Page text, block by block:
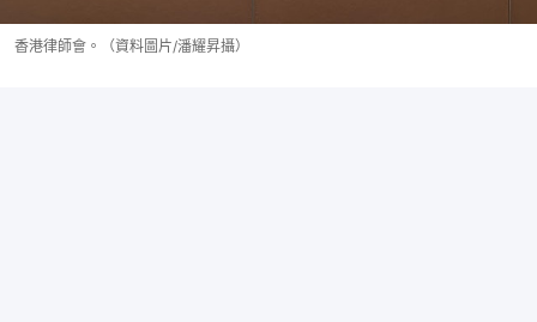
香港律師會。（資料圖片/潘耀昇攝）